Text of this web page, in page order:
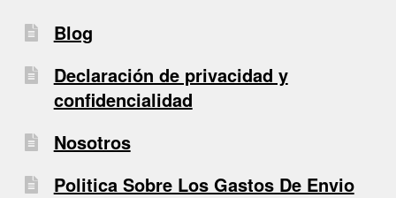
Blog
Declaración de privacidad y
confidencialidad
Nosotros
Politica Sobre Los Gastos De Envio